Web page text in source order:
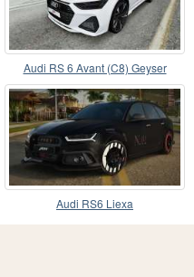
Audi RS 6 Avant (C8) Geyser
Audi RS6 Liexa